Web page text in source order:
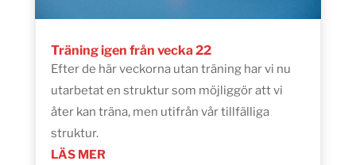
Träning igen från vecka 22
Efter de här veckorna utan träning har vi nu
utarbetat en struktur som möjliggör att vi
åter kan träna, men utifrån vår tillfälliga
struktur.
LÄS MER